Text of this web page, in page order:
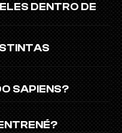
DENTRO DE
SAPIENS?